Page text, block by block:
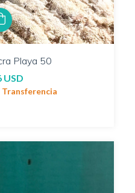
Playa 50
USD
Transferencia